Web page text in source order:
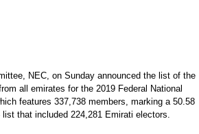
NEC, on Sunday announced the list of the
all emirates for the 2019 Federal National
features 337,738 members, marking a 50.58
that included 224,281 Emirati electors.